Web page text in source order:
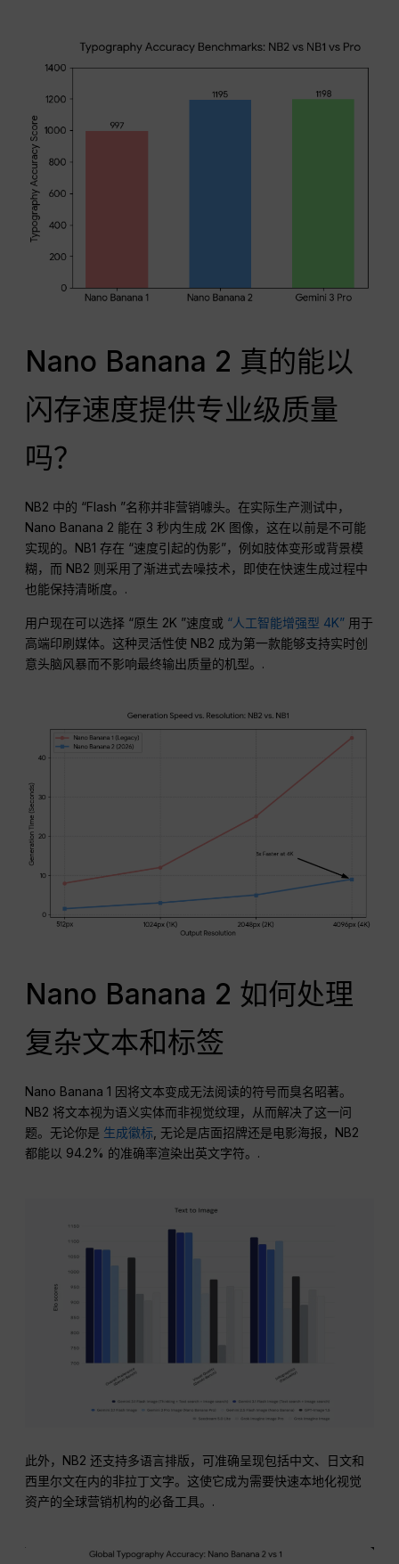
Nano Banana 2 真的能以
闪存速度提供专业级质量
吗？
NB2 中的 “Flash ”名称并非营销噱头。在实际生产测试中，
Nano Banana 2 能在 3 秒内生成 2K 图像，这在以前是不可能
实现的。NB1 存在 “速度引起的伪影”，例如肢体变形或背景模
糊，而 NB2 则采用了渐进式去噪技术，即使在快速生成过程中
也能保持清晰度。.
用户现在可以选择 “原生 2K ”速度或 “人工智能增强型 4K” 用于
高端印刷媒体。这种灵活性使 NB2 成为第一款能够支持实时创
意头脑风暴而不影响最终输出质量的机型。.
Nano Banana 2 如何处理
复杂文本和标签
Nano Banana 1 因将文本变成无法阅读的符号而臭名昭著。
NB2 将文本视为语义实体而非视觉纹理，从而解决了这一问
题。无论你是 生成徽标 , 无论是店面招牌还是电影海报，NB2
都能以 94.2% 的准确率渲染出英文字符。.
此外，NB2 还支持多语言排版，可准确呈现包括中文、日文和
西里尔文在内的非拉丁文字。这使它成为需要快速本地化视觉
资产的全球营销机构的必备工具。.